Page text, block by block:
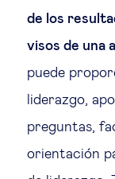
de los
visos de una
puede
liderazgo,
preguntas,
orientación